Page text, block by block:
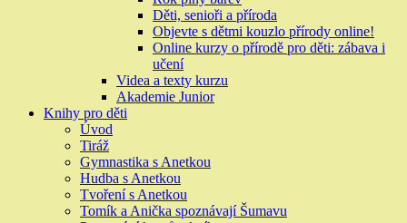
Děti, senioři a příroda
Objevte s dětmi kouzlo přírody online!
Online kurzy o přírodě pro děti: zábava i
učení
Videa a texty kurzu
Akademie Junior
Knihy pro děti
Úvod
Tiráž
Gymnastika s Anetkou
Hudba s Anetkou
Tvoření s Anetkou
Tomík a Anička spoznávají Šumavu